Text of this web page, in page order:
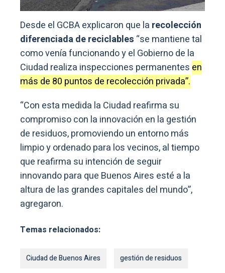
Desde el GCBA explicaron que la recolección
diferenciada de reciclables “se mantiene tal
como venía funcionando y el Gobierno de la
Ciudad realiza inspecciones permanentes en
más de 80 puntos de recolección privada”.
“Con esta medida la Ciudad reafirma su
compromiso con la innovación en la gestión
de residuos, promoviendo un entorno más
limpio y ordenado para los vecinos, al tiempo
que reafirma su intención de seguir
innovando para que Buenos Aires esté a la
altura de las grandes capitales del mundo”,
agregaron.
Temas relacionados:
Ciudad de Buenos Aires gestión de residuos